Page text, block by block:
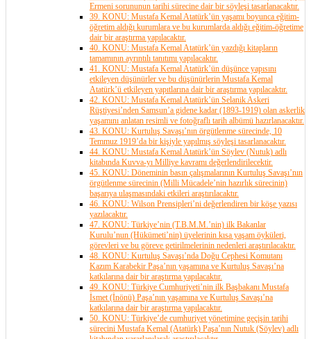
Ermeni sorununun tarihi sürecine dair bir söyleşi tasarlanacaktır.
39. KONU: Mustafa Kemal Atatürk’ün yaşamı boyunca eğitim-
öğretim aldığı kurumlara ve bu kurumlarda aldığı eğitim-öğretime
dair bir araştırma yapılacaktır.
40. KONU: Mustafa Kemal Atatürk’ün yazdığı kitapların
tamamının ayrıntılı tanıtımı yapılacaktır.
41. KONU: Mustafa Kemal Atatürk’ün düşünce yapısını
etkileyen düşünürler ve bu düşünürlerin Mustafa Kemal
Atatürk’ü etkileyen yapıtlarına dair bir araştırma yapılacaktır.
42. KONU: Mustafa Kemal Atatürk’ün Selanik Askeri
Rüştiyesi’nden Samsun’a gidene kadar (1893-1919) olan askerlik
yaşamını anlatan resimli ve fotoğraflı tarih albümü hazırlanacaktır.
43. KONU: Kurtuluş Savaşı’nın örgütlenme sürecinde, 10
Temmuz 1919’da bir kişiyle yapılmış söyleşi tasarlanacaktır.
44. KONU: Mustafa Kemal Atatürk’ün Söylev (Nutuk) adlı
kitabında Kuvva-yı Milliye kavramı değerlendirilecektir.
45. KONU: Döneminin basın çalışmalarının Kurtuluş Savaşı’nın
örgütlenme sürecinin (Milli Mücadele’nin hazırlık sürecinin)
başarıya ulaşmasındaki etkileri araştırılacaktır.
46. KONU: Wilson Prensipleri’ni değerlendiren bir köşe yazısı
yazılacaktır.
47. KONU: Türkiye’nin (T.B.M.M.’nin) ilk Bakanlar
Kurulu’nun (Hükümeti’nin) üyelerinin kısa yaşam öyküleri,
görevleri ve bu göreve getirilmelerinin nedenleri araştırılacaktır.
48. KONU: Kurtuluş Savaşı’nda Doğu Cephesi Komutanı
Kazım Karabekir Paşa’nın yaşamına ve Kurtuluş Savaşı’na
katkılarına dair bir araştırma yapılacaktır.
49. KONU: Türkiye Cumhuriyeti’nin ilk Başbakanı Mustafa
İsmet (İnönü) Paşa’nın yaşamına ve Kurtuluş Savaşı’na
katkılarına dair bir araştırma yapılacaktır.
50. KONU: Türkiye’de cumhuriyet yönetimine geçişin tarihi
sürecini Mustafa Kemal (Atatürk) Paşa’nın Nutuk (Söylev) adlı